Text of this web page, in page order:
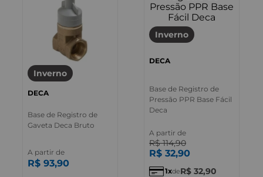
Inverno
DECA
Base de Registro de
Gaveta Deca Bruto
A partir de
R$ 93,90
Inverno
DECA
Base de Registro de
Pressão PPR Base Fácil
Deca
A partir de
R$ 114,90
R$ 32,90
1 deR$ 32,90